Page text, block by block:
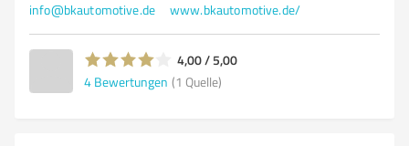
info@bkautomotive.de www.bkautomotive.de/
4,00 / 5,00
4 Bewertungen (1 Quelle)